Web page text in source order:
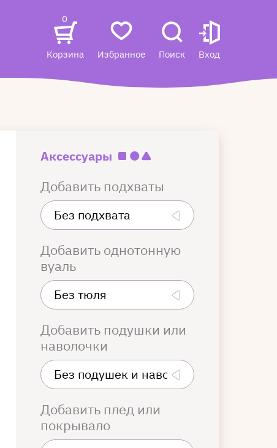
0
Корзина Избранное Поиск Вход
Аксессуары
Добавить подхваты
Добавить однотонную
вуаль
Добавить подушки или
наволочки
Добавить плед или
покрывало